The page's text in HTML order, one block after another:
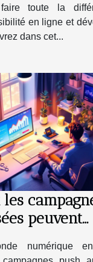
toute la
en ligne et
dans cet...
les
peuvent
numérique